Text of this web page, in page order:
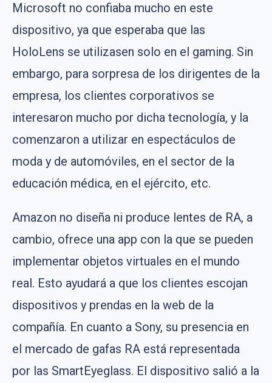
Microsoft no confiaba mucho en este
dispositivo, ya que esperaba que las
HoloLens se utilizasen solo en el gaming. Sin
embargo, para sorpresa de los dirigentes de la
empresa, los clientes corporativos se
interesaron mucho por dicha tecnología, y la
comenzaron a utilizar en espectáculos de
moda y de automóviles, en el sector de la
educación médica, en el ejército, etc.
Amazon no diseña ni produce lentes de RA, a
cambio, ofrece una app con la que se pueden
implementar objetos virtuales en el mundo
real. Esto ayudará a que los clientes escojan
dispositivos y prendas en la web de la
compañía. En cuanto a Sony, su presencia en
el mercado de gafas RA está representada
por las SmartEyeglass. El dispositivo salió a la